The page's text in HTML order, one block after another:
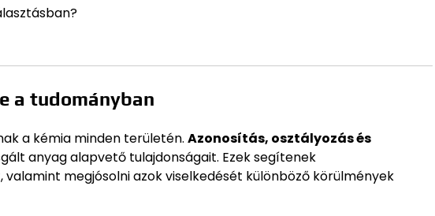
a tudományban
a kémia minden területén. Azonosítás, osztályozás és
anyag alapvető tulajdonságait. Ezek segítenek
megjósolni azok viselkedését különböző körülmények